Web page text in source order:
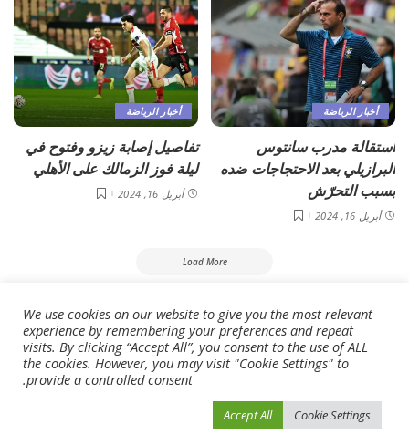
أخبار الرياضة
استقالة مدرب سانتوس
البرازيلي بعد الاحتجاجات ضده
بسبب التحرّش
أبريل 16, 2024
أخبار الرياضة
تفاصيل إصابة زيزو وفتوح في
ليلة فوز الزمالك على الأهلي
أبريل 16, 2024
Load More
فيفو نيوز>
Blog
>أخبار الرياضة >النصر لا يخشى الهلال.. ونعلم نقاط قوته وضعفه
We use cookies on our website to give you the most relevant
experience by remembering your preferences and repeat
visits. By clicking “Accept All”, you consent to the use of ALL
the cookies. However, you may visit "Cookie Settings" to
provide a controlled consent.
Cookie Settings
Accept All